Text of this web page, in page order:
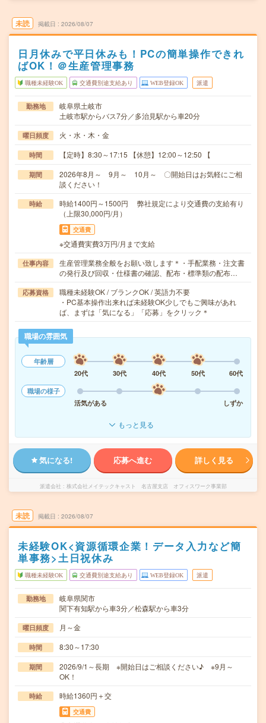
未読 掲載日 2026/08/07
日月休みで平日休みも！PCの簡単操作できれ
ばOK！＠生産管理事務
職種未経験OK 交通費別途支給あり WEB登録OK 派遣
勤務地
岐阜県土岐市
土岐市駅からバス7分／多治見駅から車20分
曜日頻度 火・水・木・金
時間 【定時】8:30～17:15 【休憩】12:00～12:50 【
期間
2026年8月～ 9月～ 10月～ 〇開始日はお気軽にご相
談ください！
時給
時給1400円～1500円 弊社規定により交通費の支給有り
（上限30,000円/月）
交通費
※交通費実費3万円/月まで支給
仕事内容
生産管理業務全般をお願い致します＊・手配業務・注文書
の発行及び回収・仕様書の確認、配布・標準類の配布…
応募資格
職種未経験OK / ブランクOK / 英語力不要
・PC基本操作出来れば未経験OK少しでもご興味があれ
ば、まずは「気になる」「応募」をクリック＊
職場の雰囲気
年齢層
20代
30代 40代 50代
60代
職場の様子
活気がある
しずか
もっと見る
気になる! 応募へ進む 詳しく見る
派遣会社 株式会社メイテックキャスト 名古屋支店 オフィスワーク事業部
未読 掲載日 2026/08/07
未経験OK<資源循環企業！データ入力など簡
単事務>土日祝休み
職種未経験OK 交通費別途支給あり WEB登録OK 派遣
勤務地
岐阜県関市
関下有知駅から車3分／松森駅から車3分
曜日頻度 月～金
時間 8:30～17:30
期間
2026/9/1～長期 ※開始日はご相談ください♪ ※9月～
OK！
時給 時給1360円＋交
交通費